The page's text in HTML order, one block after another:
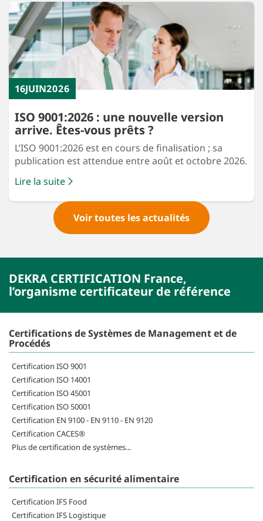
16JUIN2026
ISO 9001:2026 : une nouvelle version
arrive. Êtes-vous prêts ?
L’ISO 9001:2026 est en cours de finalisation ; sa
publication est attendue entre août et octobre 2026.
Lire la suite
Voir toutes les actualités
DEKRA CERTIFICATION France,
l’organisme certificateur de référence
Certifications de Systèmes de Management et de
Procédés
Certification ISO 9001
Certification ISO 14001
Certification ISO 45001
Certification ISO 50001
Certification EN 9100 - EN 9110 - EN 9120
Certification CACES®
Plus de certification de systèmes...
Certification en sécurité alimentaire
Certification IFS Food
Certification IFS Logistique